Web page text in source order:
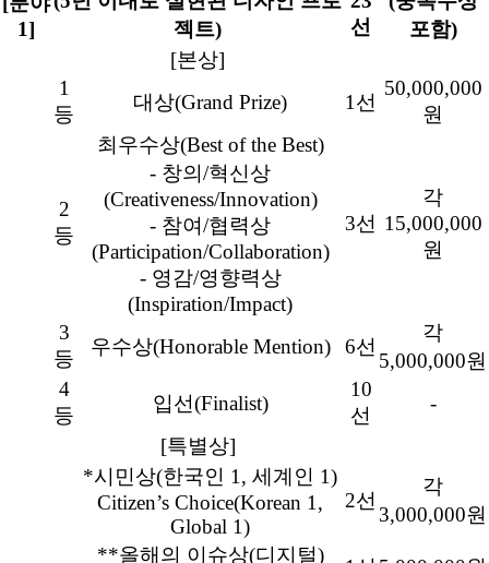
1]
젝트)
선
포함)
[본상]
1
등
대상(Grand Prize) 1선
50,000,000
원
2
등
최우수상(Best of the Best)
- 창의/혁신상
(Creativeness/Innovation)
- 참여/협력상
(Participation/Collaboration)
- 영감/영향력상
(Inspiration/Impact)
3선
각
15,000,000
원
3
등
우수상(Honorable Mention) 6선
각
5,000,000원
4
등
입선(Finalist)
10
선
-
[특별상]
*시민상(한국인 1, 세계인 1)
Citizen’s Choice(Korean 1,
Global 1)
2선
각
3,000,000원
**올해의 이슈상(디지털)